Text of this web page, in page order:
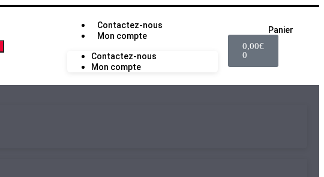
Contactez-nous
Mon compte
Contactez-nous
Mon compte
Panier
0,00€
0